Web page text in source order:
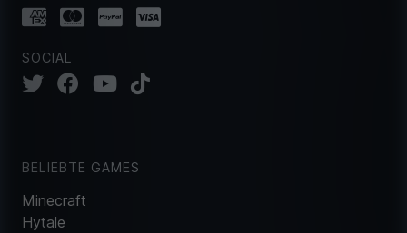
SOCIAL
BELIEBTE GAMES
Minecraft
Hytale